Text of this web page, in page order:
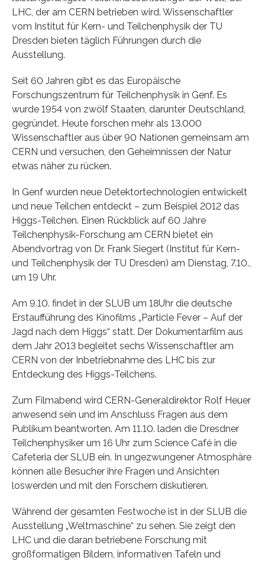
LHC, der am CERN betrieben wird. Wissenschaftler
vom Institut für Kern- und Teilchenphysik der TU
Dresden bieten täglich Führungen durch die
Ausstellung.
Seit 60 Jahren gibt es das Europäische
Forschungszentrum für Teilchenphysik in Genf. Es
wurde 1954 von zwölf Staaten, darunter Deutschland,
gegründet. Heute forschen mehr als 13.000
Wissenschaftler aus über 90 Nationen gemeinsam am
CERN und versuchen, den Geheimnissen der Natur
etwas näher zu rücken.
In Genf wurden neue Detektortechnologien entwickelt
und neue Teilchen entdeckt – zum Beispiel 2012 das
Higgs-Teilchen. Einen Rückblick auf 60 Jahre
Teilchenphysik-Forschung am CERN bietet ein
Abendvortrag von Dr. Frank Siegert (Institut für Kern-
und Teilchenphysik der TU Dresden) am Dienstag, 7.10.,
um 19 Uhr.
Am 9.10. findet in der SLUB um 18Uhr die deutsche
Erstaufführung des Kinofilms „Particle Fever – Auf der
Jagd nach dem Higgs“ statt. Der Dokumentarfilm aus
dem Jahr 2013 begleitet sechs Wissenschaftler am
CERN von der Inbetriebnahme des LHC bis zur
Entdeckung des Higgs-Teilchens.
Zum Filmabend wird CERN-Generaldirektor Rolf Heuer
anwesend sein und im Anschluss Fragen aus dem
Publikum beantworten. Am 11.10. laden die Dresdner
Teilchenphysiker um 16 Uhr zum Science Café in die
Cafeteria der SLUB ein. In ungezwungener Atmosphäre
können alle Besucher ihre Fragen und Ansichten
loswerden und mit den Forschern diskutieren.
Während der gesamten Festwoche ist in der SLUB die
Ausstellung „Weltmaschine“ zu sehen. Sie zeigt den
LHC und die daran betriebene Forschung mit
großformatigen Bildern, informativen Tafeln und